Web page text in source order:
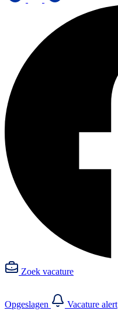
Zoek vacature
Opgeslagen Vacature alert